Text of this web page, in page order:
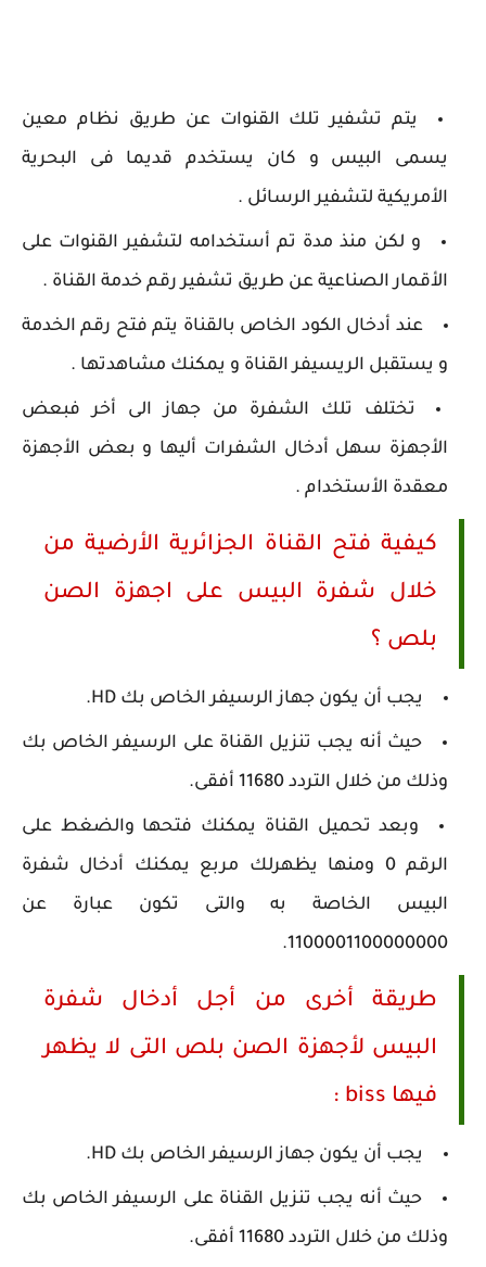
يتم تشفير تلك القنوات عن طريق نظام معين
يسمى البيس و كان يستخدم قديما فى البحرية
الأمريكية لتشفير الرسائل .
و لكن منذ مدة تم أستخدامه لتشفير القنوات على
الأقمار الصناعية عن طريق تشفير رقم خدمة القناة .
عند أدخال الكود الخاص بالقناة يتم فتح رقم الخدمة
و يستقبل الريسيفر القناة و يمكنك مشاهدتها .
تختلف تلك الشفرة من جهاز الى أخر فبعض
الأجهزة سهل أدخال الشفرات أليها و بعض الأجهزة
معقدة الأستخدام .
كيفية فتح القناة الجزائرية الأرضية من
خلال شفرة البيس على اجهزة الصن
بلص ؟
يجب أن يكون جهاز الرسيفر الخاص بك HD.
حيث أنه يجب تنزيل القناة على الرسيفر الخاص بك
وذلك من خلال التردد 11680 أفقى.
وبعد تحميل القناة يمكنك فتحها والضغط على
الرقم 0 ومنها يظهرلك مربع يمكنك أدخال شفرة
البيس الخاصة به والتى تكون عبارة عن
1100001100000000.
طريقة أخرى من أجل أدخال شفرة
البيس لأجهزة الصن بلص التى لا يظهر
فيها biss :
يجب أن يكون جهاز الرسيفر الخاص بك HD.
حيث أنه يجب تنزيل القناة على الرسيفر الخاص بك
وذلك من خلال التردد 11680 أفقى.